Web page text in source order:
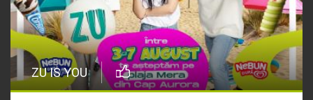
ZU IS YOU